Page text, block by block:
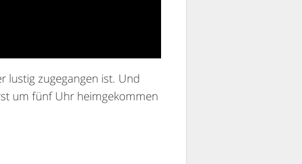
lustig zugegangen ist. Und
um fünf Uhr heimgekommen